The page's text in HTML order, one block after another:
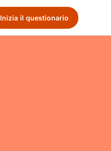
Inizia il questionario